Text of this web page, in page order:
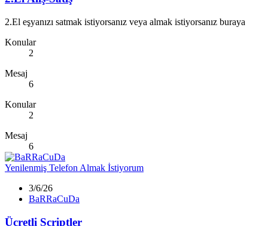
2.El eşyanızı satmak istiyorsanız veya almak istiyorsanız buraya
Konular
2
Mesaj
6
Konular
2
Mesaj
6
Yenilenmiş Telefon Almak İstiyorum
3/6/26
BaRRaCuDa
Ücretli Scriptler